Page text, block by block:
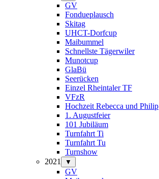
GV
Fondueplausch
Skitag
UHCT-Dorfcup
Maibummel
Schnellste Tägerwiler
Munotcup
GlaBü
Seerücken
Einzel Rheintaler TF
VFzR
Hochzeit Rebecca und Philip
1. Augustfeier
101 Jubiläum
Turnfahrt Ti
Turnfahrt Tu
Turnshow
2021
▼
GV